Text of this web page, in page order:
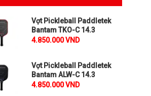
Vợt Pickleball Paddletek
Bantam TKO-C 14.3
4.850.000 VND
Vợt Pickleball Paddletek
Bantam ALW-C 14.3
4.850.000 VND